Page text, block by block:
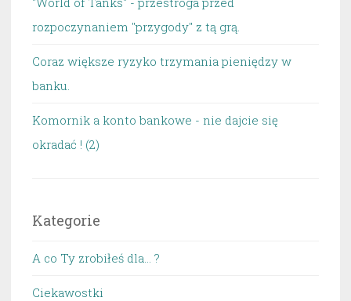
rozpoczynaniem "przygody" z tą grą.
Coraz większe ryzyko trzymania pieniędzy w
banku.
Komornik a konto bankowe - nie dajcie się
okradać ! (2)
Kategorie
A co Ty zrobiłeś dla… ?
Ciekawostki